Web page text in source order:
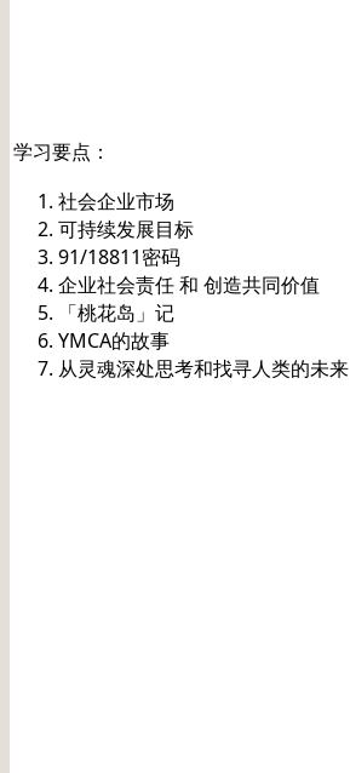
学习要点：
社会企业市场
可持续发展目标
91/18811密码
企业社会责任 和 创造共同价值
「桃花岛」记
YMCA的故事
从灵魂深处思考和找寻人类的未来